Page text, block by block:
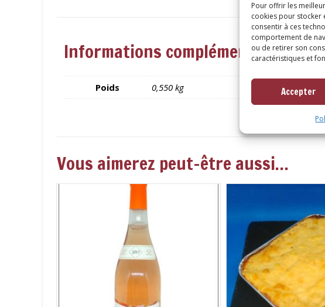
Pour offrir les
cookies pour stocker
consentir à ces
comportement de
ou de retirer son
caractéristiques et
Accepter
Informations complémentaires
Poids 0,550 kg
Vous aimerez peut-être aussi…